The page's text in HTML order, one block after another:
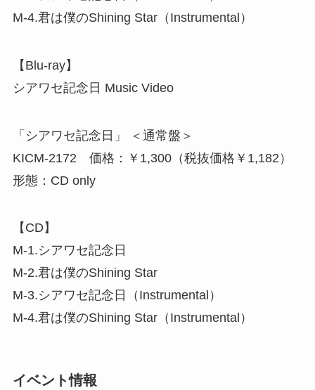
M-4.君は僕のShining Star（Instrumental）
【Blu-ray】
シアワセ記念日 Music Video
「シアワセ記念日」 ＜通常盤＞
KICM-2172 価格：￥1,300（税抜価格￥1,182）
形態：CD only
【CD】
M-1.シアワセ記念日
M-2.君は僕のShining Star
M-3.シアワセ記念日（Instrumental）
M-4.君は僕のShining Star（Instrumental）
イベント情報